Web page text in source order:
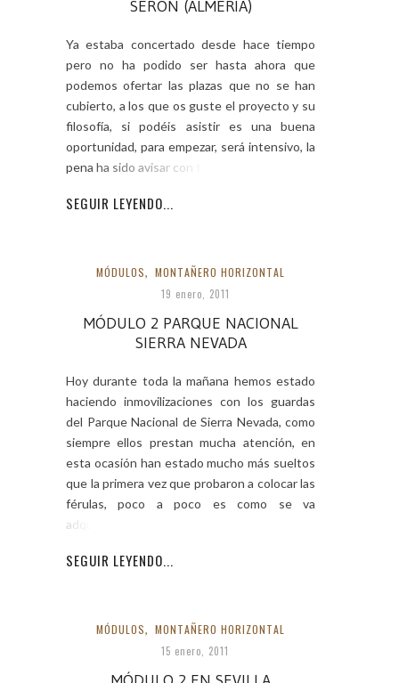
SERÓN (ALMERÍA)
Ya estaba concertado desde hace tiempo
pero no ha podido ser hasta ahora que
podemos ofertar las plazas que no se han
cubierto, a los que os guste el proyecto y su
filosofía, si podéis asistir es una buena
oportunidad, para empezar, será intensivo, la
pena ha sido avisar con tan poco
SEGUIR LEYENDO...
MÓDULOS, MONTAÑERO HORIZONTAL
19 enero, 2011
MÓDULO 2 PARQUE NACIONAL
SIERRA NEVADA
Hoy durante toda la mañana hemos estado
haciendo inmovilizaciones con los guardas
del Parque Nacional de Sierra Nevada, como
siempre ellos prestan mucha atención, en
esta ocasión han estado mucho más sueltos
que la primera vez que probaron a colocar las
férulas, poco a poco es como se va
adquiriendo
SEGUIR LEYENDO...
MÓDULOS, MONTAÑERO HORIZONTAL
15 enero, 2011